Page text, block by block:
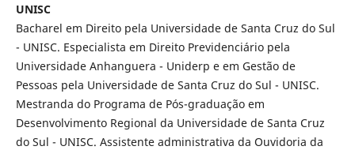
UNISC
Bacharel em Direito pela Universidade de Santa Cruz do Sul
- UNISC. Especialista em Direito Previdenciário pela
Universidade Anhanguera - Uniderp e em Gestão de
Pessoas pela Universidade de Santa Cruz do Sul - UNISC.
Mestranda do Programa de Pós-graduação em
Desenvolvimento Regional da Universidade de Santa Cruz
do Sul - UNISC. Assistente administrativa da Ouvidoria da